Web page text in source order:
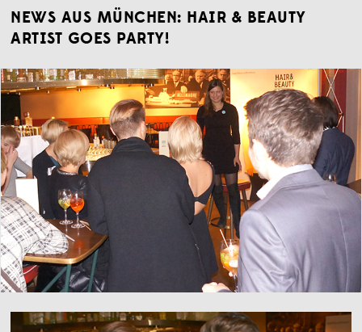
NEWS AUS MÜNCHEN: HAIR & BEAUTY
ARTIST GOES PARTY!